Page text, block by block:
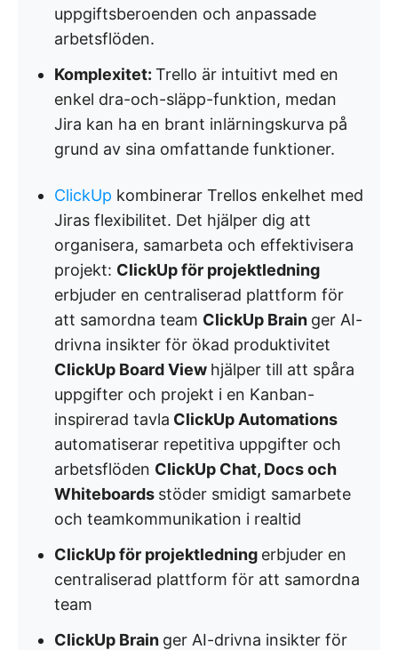
uppgiftsberoenden och anpassade
arbetsflöden.
Komplexitet: Trello är intuitivt med en
enkel dra-och-släpp-funktion, medan
Jira kan ha en brant inlärningskurva på
grund av sina omfattande funktioner.
ClickUp kombinerar Trellos enkelhet med
Jiras flexibilitet. Det hjälper dig att
organisera, samarbeta och effektivisera
projekt: ClickUp för projektledning
erbjuder en centraliserad plattform för
att samordna team ClickUp Brain ger AI-
drivna insikter för ökad produktivitet
ClickUp Board View hjälper till att spåra
uppgifter och projekt i en Kanban-
inspirerad tavla ClickUp Automations
automatiserar repetitiva uppgifter och
arbetsflöden ClickUp Chat, Docs och
Whiteboards stöder smidigt samarbete
och teamkommunikation i realtid
ClickUp för projektledning erbjuder en
centraliserad plattform för att samordna
team
ClickUp Brain ger AI-drivna insikter för